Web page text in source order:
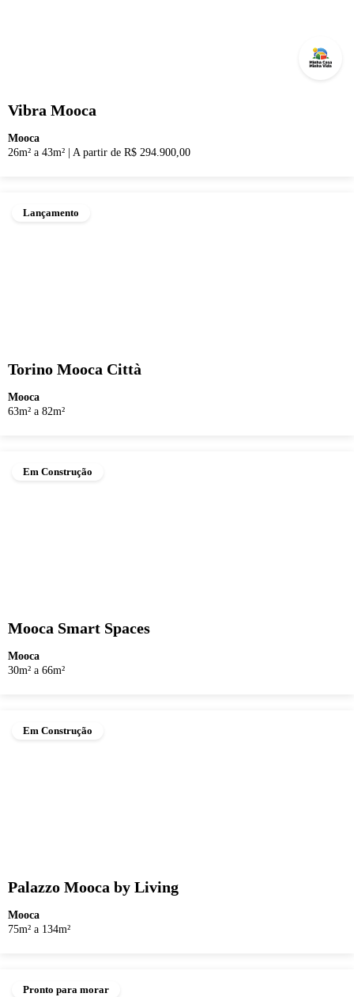
Vibra Mooca
Mooca
26m² a 43m²
A partir de R$ 294.900,00
Lançamento
Torino Mooca Città
Mooca
63m² a 82m²
Em Construção
Mooca Smart Spaces
Mooca
30m² a 66m²
Em Construção
Palazzo Mooca by Living
Mooca
75m² a 134m²
Pronto para morar